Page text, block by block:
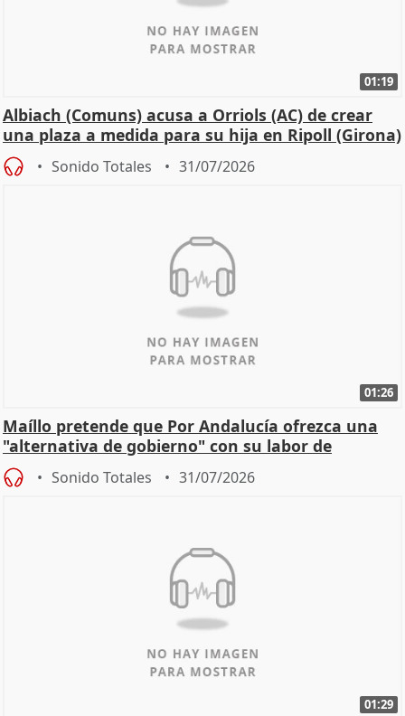
01:19
Albiach (Comuns) acusa a Orriols (AC) de crear
una plaza a medida para su hija en Ripoll (Girona)
Sonido Totales 31/07/2026
01:26
Maíllo pretende que Por Andalucía ofrezca una
"alternativa de gobierno" con su labor de
oposición
Sonido Totales 31/07/2026
01:29